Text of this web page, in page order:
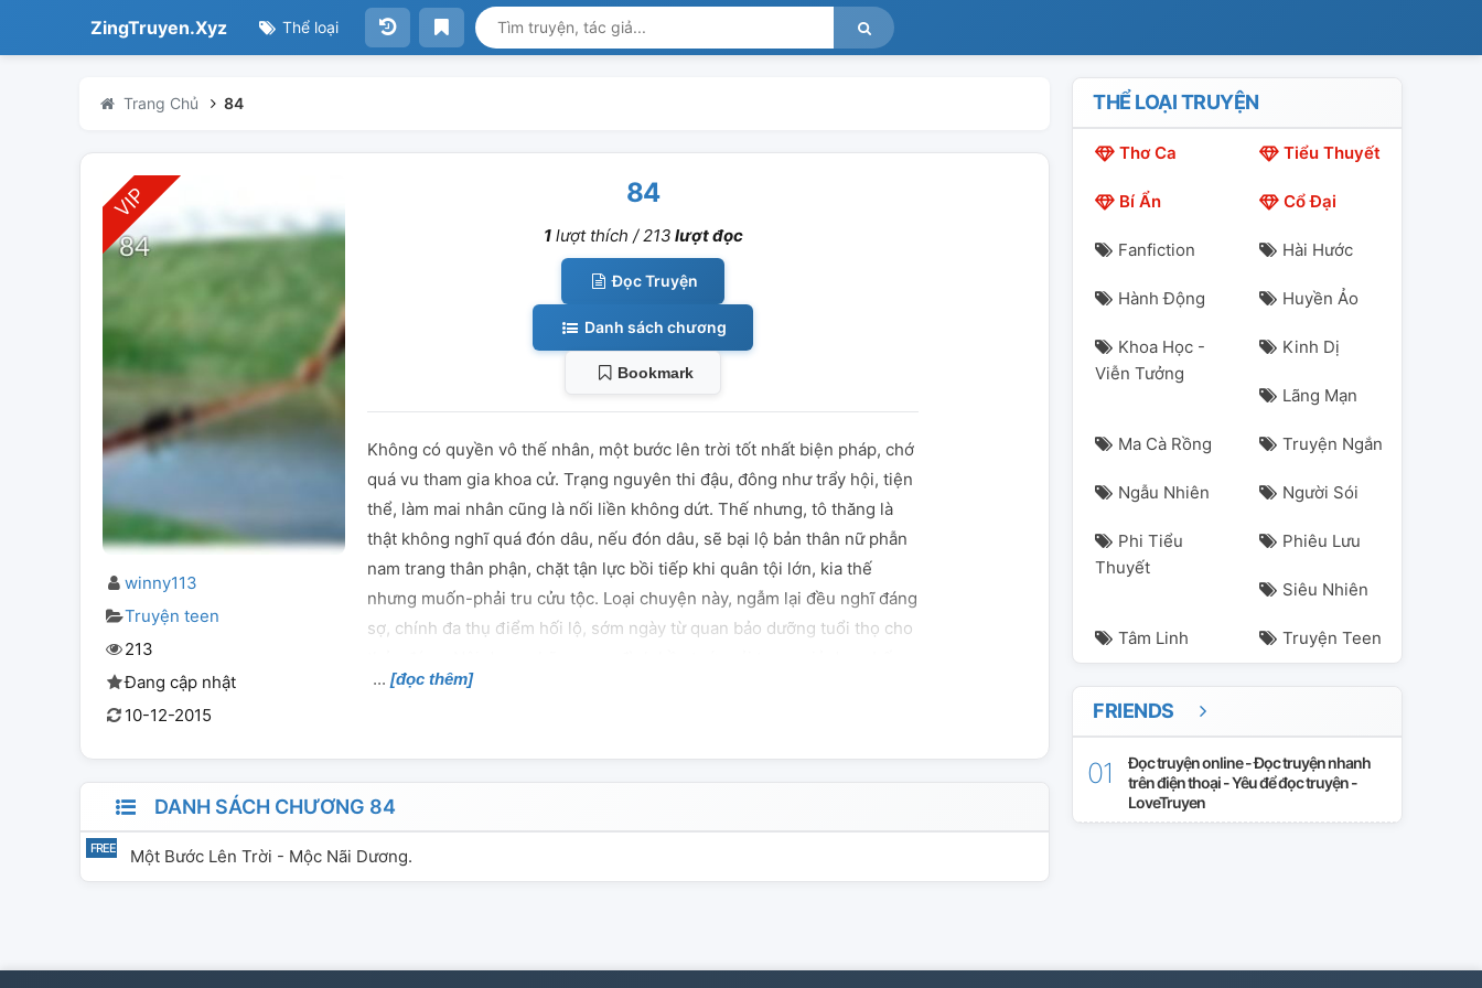
ZingTruyen.Xyz Thể loại
Trang Chủ 84
winny113
Truyện teen
213
Đang cập nhật
10-12-2015
84
1lượt thích /213 lượt đọc
Đọc Truyện
Danh sách chương
Bookmark
Không có quyền vô thế nhân, một bước lên trời tốt nhất biện pháp, chớ
quá vu tham gia khoa cử. Trạng nguyên thi đậu, đông như trẩy hội, tiện
thể, làm mai nhân cũng là nối liền không dứt. Thế nhưng, tô thăng là
thật không nghĩ quá đón dâu, nếu đón dâu, sẽ bại lộ bản thân nữ phẫn
nam trang thân phận, chặt tận lực bồi tiếp khi quân tội lớn, kia thế
nhưng muốn-phải tru cửu tộc. Loại chuyện này, ngẫm lại đều nghĩ đáng
sợ, chính đa thụ điểm hối lộ, sớm ngày từ quan bảo dưỡng tuổi thọ cho
cuộc sống thiên chi kiêu tử Tìm tòi then chốt tự: diễn viên: tô thăng ┃
[đọc thêm]
DANH SÁCH CHƯƠNG 84
Một Bước Lên Trời - Mộc Nãi Dương.
THỂ LOẠI TRUYỆN
Thơ Ca Tiểu Thuyết
Bí Ẩn Cổ Đại
Fanfiction Hài Hước
Hành Động Huyền Ảo
Khoa Học -
Viễn Tưởng
Kinh Dị
Lãng Mạn
Ma Cà Rồng Truyện Ngắn
Ngẫu Nhiên Người Sói
Phi Tiểu
Thuyết
Phiêu Lưu
Siêu Nhiên
Tâm Linh Truyện Teen
FRIENDS
Đọc truyện online - Đọc truyện nhanh
trên điện thoại - Yêu để đọc truyện -
LoveTruyen